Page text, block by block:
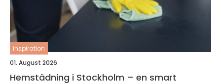
inspiration
01. August 2026
Hemstädning i Stockholm – en smart